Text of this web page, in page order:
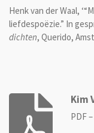
Henk van der Waal,
liefdespoëzie.” In
dichten, Querido,
Kim
PDF